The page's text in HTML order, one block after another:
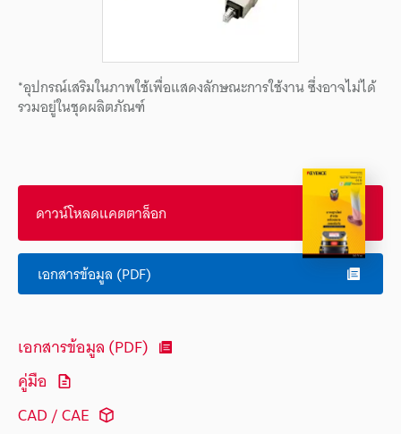
*อุปกรณ์เสริมในภาพใช้เพื่อแสดงลักษณะการใช้งาน ซึ่งอาจไม่ได้
รวมอยู่ในชุดผลิตภัณฑ์
ดาวน์โหลดแคตตาล็อก
เอกสารข้อมูล (PDF)
เอกสารข้อมูล (PDF)
คู่มือ
CAD / CAE